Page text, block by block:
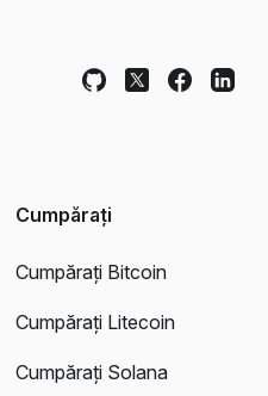
Cumpărați
Cumpărați Bitcoin
Cumpărați Litecoin
Cumpărați Solana